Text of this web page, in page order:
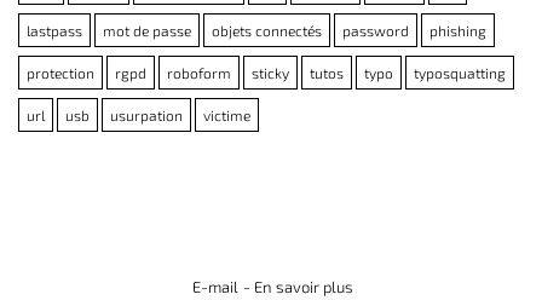
lastpass mot de passe objets connectés password phishing
protection rgpd roboform sticky tutos typo typosquatting
url usb usurpation victime
E-mail - En savoir plus